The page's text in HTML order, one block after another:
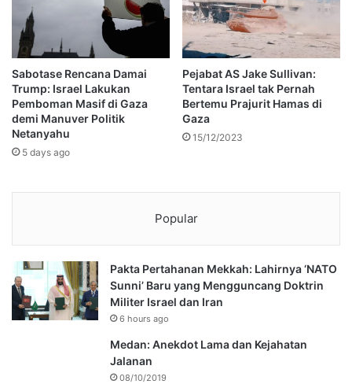
Sabotase Rencana Damai
Trump: Israel Lakukan
Pemboman Masif di Gaza
demi Manuver Politik
Netanyahu
5 days ago
Pejabat AS Jake Sullivan:
Tentara Israel tak Pernah
Bertemu Prajurit Hamas di
Gaza
15/12/2023
Popular
Pakta Pertahanan Mekkah: Lahirnya ‘NATO
Sunni’ Baru yang Mengguncang Doktrin
Militer Israel dan Iran
6 hours ago
Medan: Anekdot Lama dan Kejahatan
Jalanan
08/10/2019